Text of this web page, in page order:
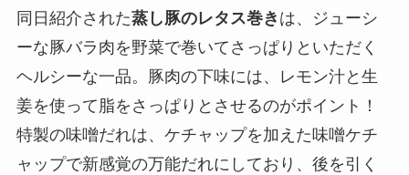
同日紹介された蒸し豚のレタス巻き は、ジューシ
ーな豚バラ肉を野菜で巻いてさっぱりといただく
ヘルシーな一品。豚肉の下味には、レモン汁と生
姜を使って脂をさっぱりとさせるのがポイント！
特製の味噌だれは、ケチャップを加えた味噌ケチ
ャップで新感覚の万能だれにしており、後を引く